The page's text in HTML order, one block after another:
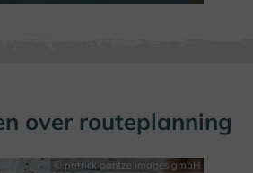
over routeplanning
© patrick pantze images gmbH